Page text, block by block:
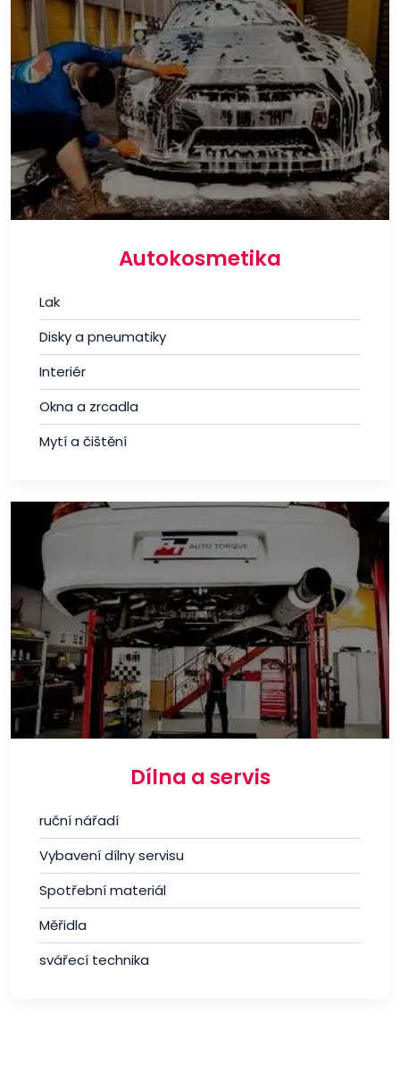
Autokosmetika
Lak
Disky a pneumatiky
Interiér
Okna a zrcadla
Mytí a čištění
Dílna a servis
ruční nářadí
Vybavení dílny servisu
Spotřební materiál
Měřidla
svářecí technika